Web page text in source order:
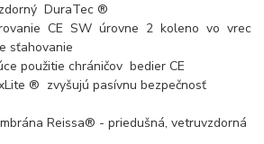
DuraTec ®
CE SW úrovne 2 koleno vo vrec
sťahovanie
použitie chráničov bedier CE
® zvyšujú pasívnu bezpečnosť
Reissa® - priedušná, vetruvzdorná